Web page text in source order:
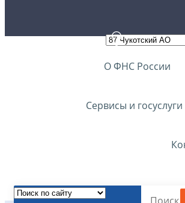
О ФНС России
Сервисы и госуслуги